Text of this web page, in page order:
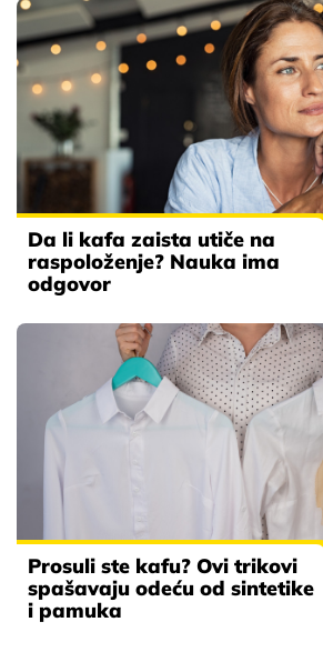
Da li kafa zaista utiče na
raspoloženje? Nauka ima
odgovor
Prosuli ste kafu? Ovi trikovi
spašavaju odeću od sintetike
i pamuka